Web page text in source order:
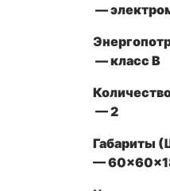
—
— класс В
— 2
Габариты
—